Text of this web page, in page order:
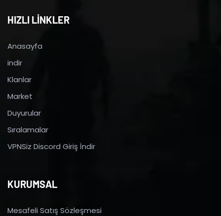
HIZLI LİNKLER
Anasayfa
indir
Klanlar
Market
Duyurular
Sıralamalar
VPNSiz Discord Giriş İndir
KURUMSAL
Mesafeli Satış Sözleşmesi